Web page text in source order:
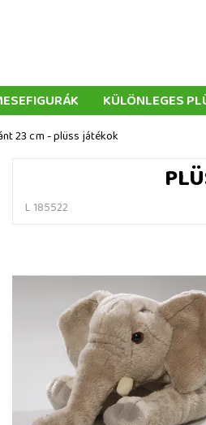
KÜLÖNLEGES
ÜZLETI FELTÉTELEK
23 cm - plüss játékok
L 185522